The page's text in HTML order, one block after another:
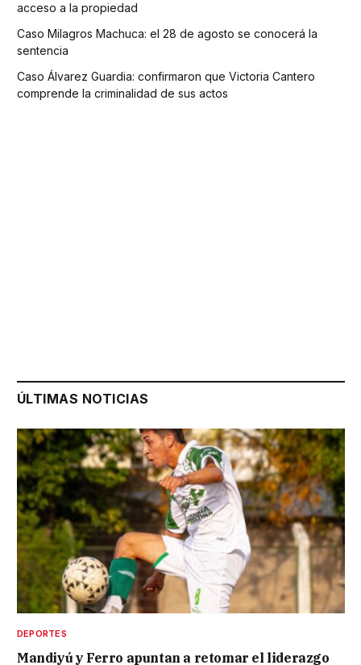
acceso a la propiedad
Caso Milagros Machuca: el 28 de agosto se conocerá la
sentencia
Caso Álvarez Guardia: confirmaron que Victoria Cantero
comprende la criminalidad de sus actos
ÚLTIMAS NOTICIAS
DEPORTES
Mandiyú y Ferro apuntan a retomar el liderazgo